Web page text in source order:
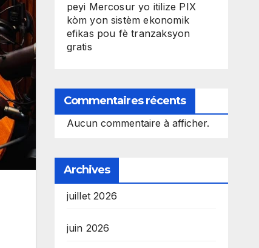
peyi Mercosur yo itilize PIX
kòm yon sistèm ekonomik
efikas pou fè tranzaksyon
gratis
Commentaires récents
Aucun commentaire à afficher.
Archives
juillet 2026
juin 2026